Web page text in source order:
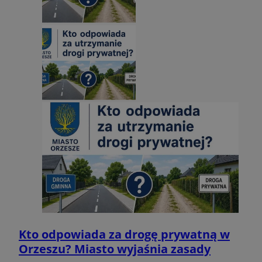
Kto odpowiada za drogę prywatną w
Orzeszu? Miasto wyjaśnia zasady
Google Privacy Policy